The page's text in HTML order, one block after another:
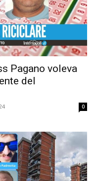
Pagano voleva
del
0